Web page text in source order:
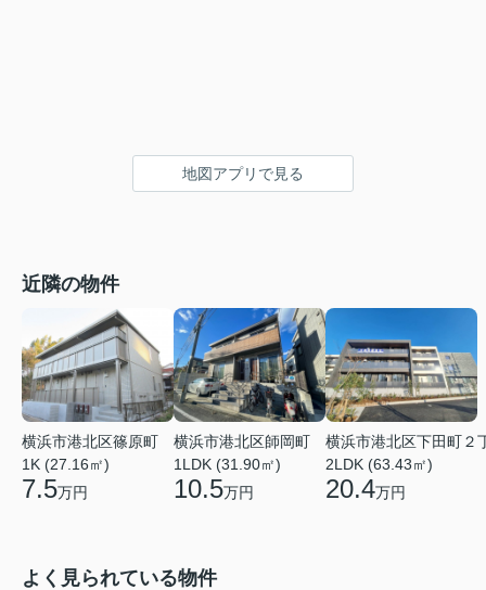
地図アプリで見る
近隣の物件
横浜市港北区篠原町
1K (27.16㎡)
7.5万円
横浜市港北区師岡町
1LDK (31.90㎡)
10.5万円
横浜市港北区下田町２
2LDK (63.43㎡)
20.4万円
よく見られている物件